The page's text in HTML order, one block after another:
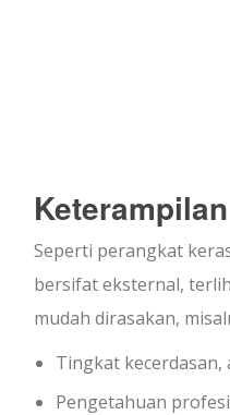
Seperti perangkat
bersifat eksternal,
mudah dirasakan,
Tingkat
Pengetahuan